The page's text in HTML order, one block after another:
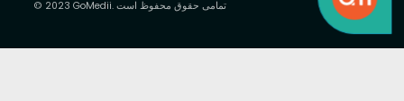
© 2023 GoMedii. تمامی حقوق محفوظ است